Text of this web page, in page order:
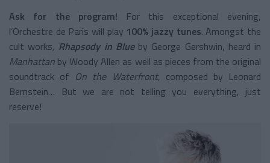
Ask for the program! For this exceptional evening,
l’Orchestre de Paris will play 100% jazzy tunes. Amongst the
cult works, Rhapsody in Blue by George Gershwin, heard in
Manhattan by Woody Allen as well as pieces from the original
soundtrack of On the Waterfront, composed by Leonard
Bernstein… But we are not telling you everything, just
reserve!